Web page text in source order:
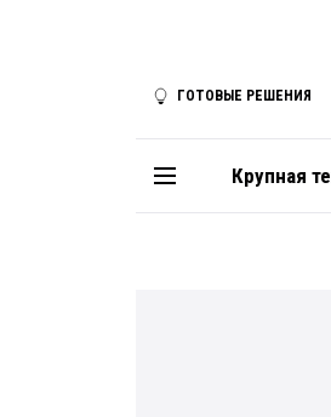
ГОТОВЫЕ РЕШЕНИЯ
Крупная